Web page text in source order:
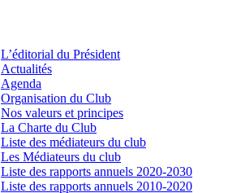
L’éditorial du Président
Actualités
Agenda
Organisation du Club
Nos valeurs et principes
La Charte du Club
Liste des médiateurs du club
Les Médiateurs du club
Liste des rapports annuels 2020-2030
Liste des rapports annuels 2010-2020